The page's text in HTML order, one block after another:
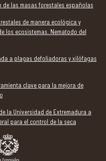
las masas forestales españolas
de manera ecológica y
los ecosistemas. Nematodo del
a plagas defoliadoras y xilófagas
clave para la mejora de
la Universidad de Extremadura a
para el control de la seca